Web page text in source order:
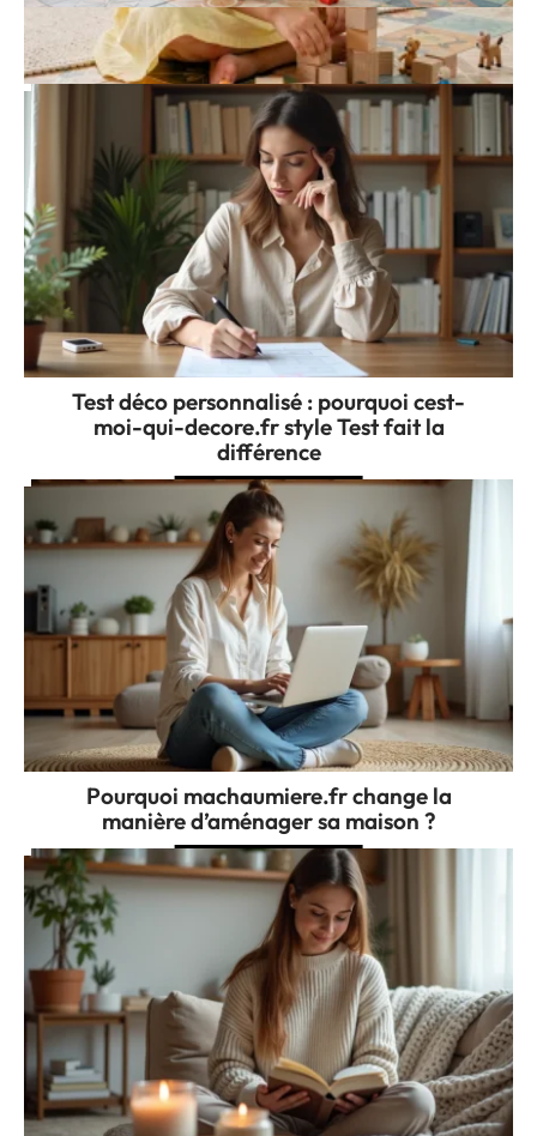
Linoleum pas cher pour chambre d’enfant
: pratique, sain et économique
Test déco personnalisé : pourquoi cest-
moi-qui-decore.fr style Test fait la
différence
Pourquoi machaumiere.fr change la
manière d’aménager sa maison ?